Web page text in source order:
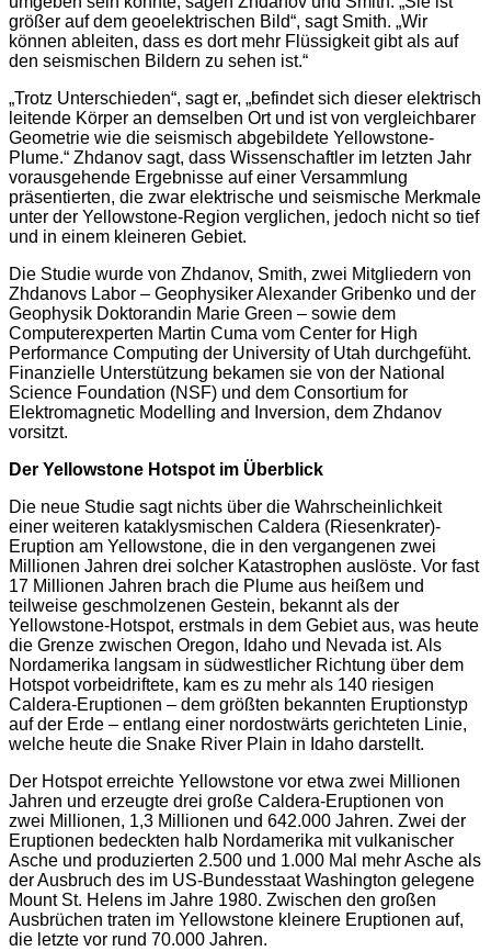
größer auf dem geoelektrischen Bild“, sagt Smith. „Wir
können ableiten, dass es dort mehr Flüssigkeit gibt als auf
den seismischen Bildern zu sehen ist.“
„Trotz Unterschieden“, sagt er, „befindet sich dieser elektrisch
leitende Körper an demselben Ort und ist von vergleichbarer
Geometrie wie die seismisch abgebildete Yellowstone-
Plume.“ Zhdanov sagt, dass Wissenschaftler im letzten Jahr
vorausgehende Ergebnisse auf einer Versammlung
präsentierten, die zwar elektrische und seismische Merkmale
unter der Yellowstone-Region verglichen, jedoch nicht so tief
und in einem kleineren Gebiet.
Die Studie wurde von Zhdanov, Smith, zwei Mitgliedern von
Zhdanovs Labor – Geophysiker Alexander Gribenko und der
Geophysik Doktorandin Marie Green – sowie dem
Computerexperten Martin Cuma vom Center for High
Performance Computing der University of Utah durchgefüht.
Finanzielle Unterstützung bekamen sie von der National
Science Foundation (NSF) und dem Consortium for
Elektromagnetic Modelling and Inversion, dem Zhdanov
vorsitzt.
Der Yellowstone Hotspot im Überblick
Die neue Studie sagt nichts über die Wahrscheinlichkeit
einer weiteren kataklysmischen Caldera (Riesenkrater)-
Eruption am Yellowstone, die in den vergangenen zwei
Millionen Jahren drei solcher Katastrophen auslöste. Vor fast
17 Millionen Jahren brach die Plume aus heißem und
teilweise geschmolzenen Gestein, bekannt als der
Yellowstone-Hotspot, erstmals in dem Gebiet aus, was heute
die Grenze zwischen Oregon, Idaho und Nevada ist. Als
Nordamerika langsam in südwestlicher Richtung über dem
Hotspot vorbeidriftete, kam es zu mehr als 140 riesigen
Caldera-Eruptionen – dem größten bekannten Eruptionstyp
auf der Erde – entlang einer nordostwärts gerichteten Linie,
welche heute die Snake River Plain in Idaho darstellt.
Der Hotspot erreichte Yellowstone vor etwa zwei Millionen
Jahren und erzeugte drei große Caldera-Eruptionen von
zwei Millionen, 1,3 Millionen und 642.000 Jahren. Zwei der
Eruptionen bedeckten halb Nordamerika mit vulkanischer
Asche und produzierten 2.500 und 1.000 Mal mehr Asche als
der Ausbruch des im US-Bundesstaat Washington gelegene
Mount St. Helens im Jahre 1980. Zwischen den großen
Ausbrüchen traten im Yellowstone kleinere Eruptionen auf,
die letzte vor rund 70.000 Jahren.